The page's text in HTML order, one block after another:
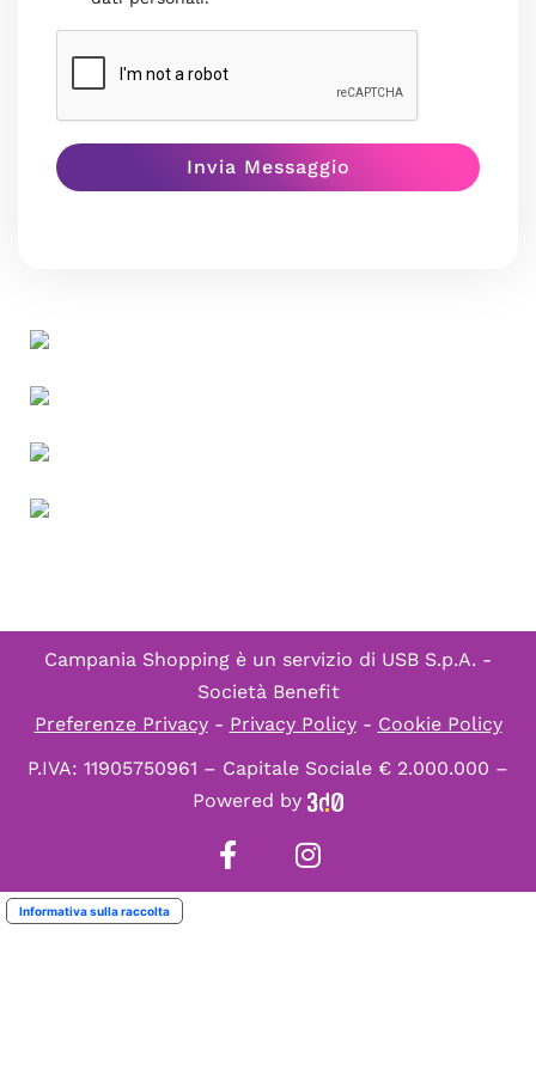
Campania Shopping è un servizio di USB S.p.A. -
Società Benefit
Preferenze Privacy- Privacy Policy- Cookie Policy
P.IVA: 11905750961 – Capitale Sociale € 2.000.000 –
Powered by
Informativa sulla raccolta